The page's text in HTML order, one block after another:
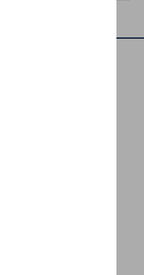
sont des prix recommandés
Pour connaitre le prix
de montage, veuillez
agent. Les prix recommandés
préavis.